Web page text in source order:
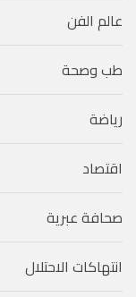
عالم الفن
طب وصحة
رياضة
اقتصاد
صحافة عبرية
انتهاكات الاحتلال